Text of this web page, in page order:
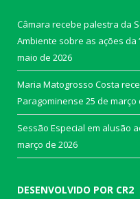
Câmara recebe palestra da
Ambiente sobre as ações da
maio de 2026
Maria Matogrosso Costa
Paragominense 25 de março
Sessão Especial em alusão
março de 2026
DESENVOLVIDO POR CR2